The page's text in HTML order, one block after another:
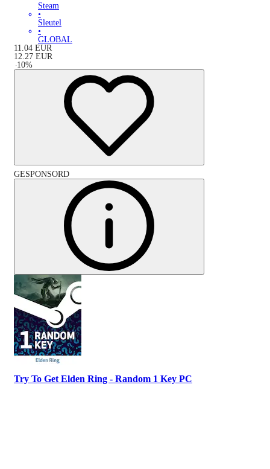
Steam
•
Sleutel
•
GLOBAL
11.04 EUR
12.27 EUR
-10%
GESPONSORD
Try To Get Elden Ring - Random 1 Key PC